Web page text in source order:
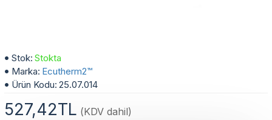
Stok: Stokta
Marka: Ecutherm2™
Ürün Kodu: 25.07.014
527,42TL (KDV dahil)